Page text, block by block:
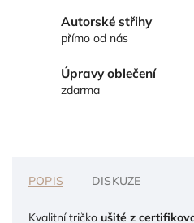
Autorské střihy
přímo od nás
Úpravy oblečení
zdarma
POPIS DISKUZE
Kvalitní tričko ušité z